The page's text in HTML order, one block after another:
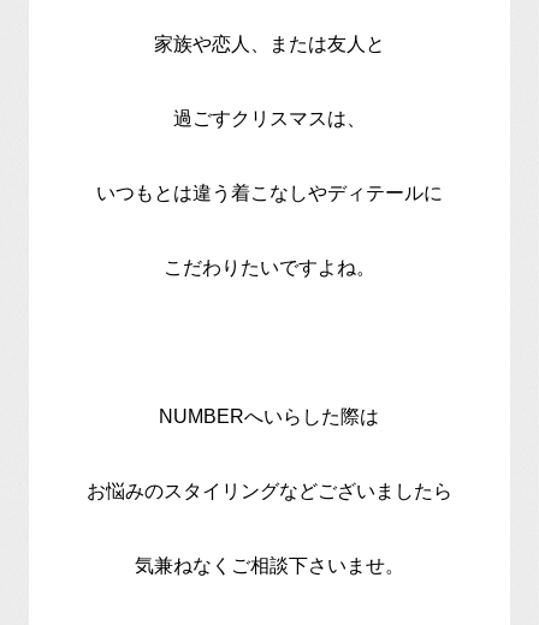
家族や恋人、または友人と
過ごすクリスマスは、
いつもとは違う着こなしやディテールに
こだわりたいですよね。
NUMBERへいらした際は
お悩みのスタイリングなどございましたら
気兼ねなくご相談下さいませ。